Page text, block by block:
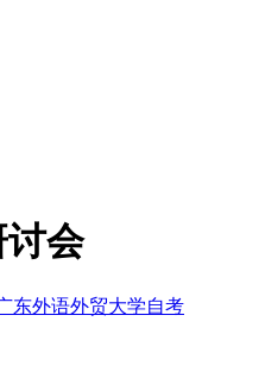
会
东外语外贸大学自考